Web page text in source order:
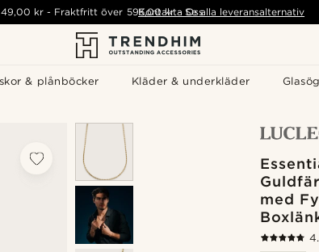
& plånböcker Kläder & underkläder
49,00 kr - Fraktfritt över 595,00 kr - Se alla leveransalternativ
Kontakta Oss
med